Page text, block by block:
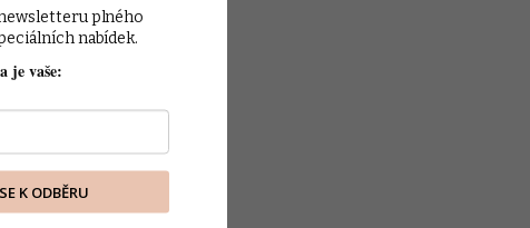
plného
nabídek.
je vaše:
K ODBĚRU